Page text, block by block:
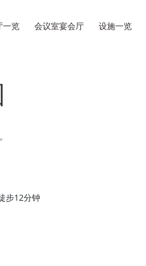
一览 会议室宴会厅 设施一览
步12分钟